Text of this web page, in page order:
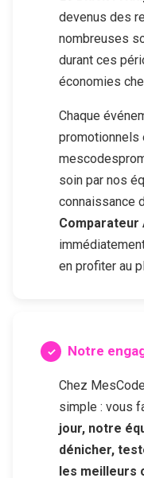
devenus des
nombreuses
durant ces
économies
Chaque
soin par nos
connaissance
Comparateur
en profiter au
Notre
Chez
simple : vous
jour, notre
dénicher,
les meilleurs